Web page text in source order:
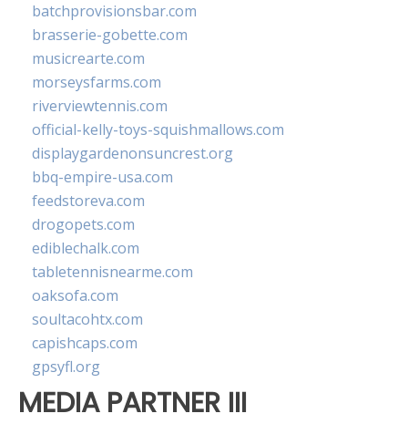
batchprovisionsbar.com
brasserie-gobette.com
musicrearte.com
morseysfarms.com
riverviewtennis.com
official-kelly-toys-squishmallows.com
displaygardenonsuncrest.org
bbq-empire-usa.com
feedstoreva.com
drogopets.com
ediblechalk.com
tabletennisnearme.com
oaksofa.com
soultacohtx.com
capishcaps.com
gpsyfl.org
MEDIA PARTNER III